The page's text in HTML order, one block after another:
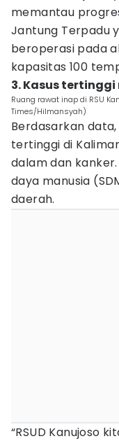
memantau
Jantung Terpadu
beroperasi pada
kapasitas 100
3. Kasus
Ruang rawat inap di RSU
Times/Hilmansyah)
Berdasarkan
tertinggi di
dalam dan
daya manusia
daerah.
“RSUD Kanujoso